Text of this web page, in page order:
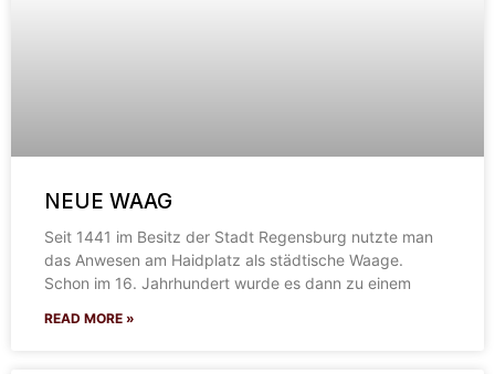
NEUE WAAG
Seit 1441 im Besitz der Stadt Regensburg nutzte man
das Anwesen am Haidplatz als städtische Waage.
Schon im 16. Jahrhundert wurde es dann zu einem
READ MORE »